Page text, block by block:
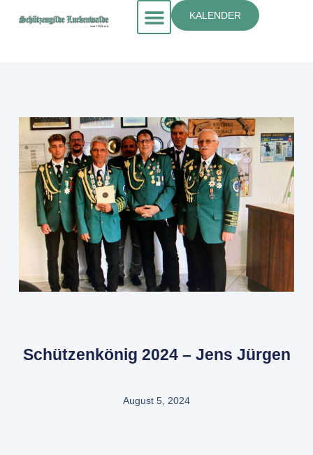
KALENDER
Schützenkönig 2024 – Jens Jürgen
August 5, 2024